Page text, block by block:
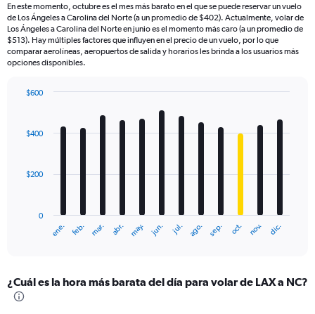
En este momento, octubre es el mes más barato en el que se puede reservar un vuelo
de Los Ángeles a Carolina del Norte (a un promedio de $402). Actualmente, volar de
Los Ángeles a Carolina del Norte en junio es el momento más caro (a un promedio de
$513). Hay múltiples factores que influyen en el precio de un vuelo, por lo que
comparar aerolíneas, aeropuertos de salida y horarios les brinda a los usuarios más
opciones disponibles.
with
12
The
Range:
12
ene. feb. mar. abr. may. jun. jul. ago. sep. oct. nov. dic.
0
$200
$400
$600
¿Cuál es la hora más barata del día para volar de LAX a NC?